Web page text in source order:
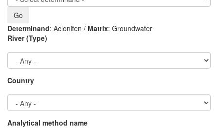
Determinand: Aclonifen / Matrix: Groundwater
River (Type)
Country
Analytical method name